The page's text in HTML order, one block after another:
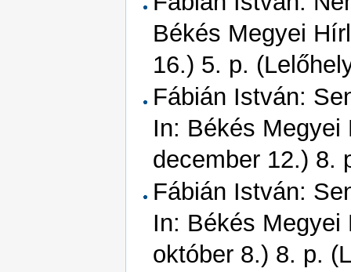
Békés Megyei
16.) 5. p.
Fábián István:
In: Békés Megyei
december 12.) 8.
Fábián István:
In: Békés Megyei
október 8.) 8. p.